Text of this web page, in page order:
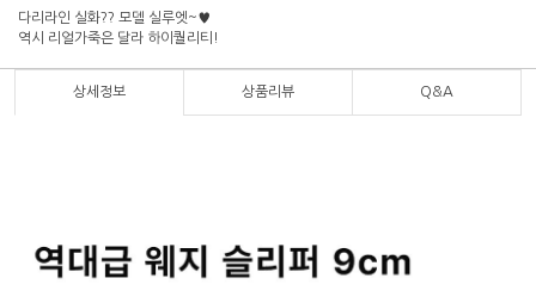
다리라인 실화?? 모델 실루엣~♥
역시 리얼가죽은 달라 하이퀄리티!
상세정보 상품리뷰 Q&A